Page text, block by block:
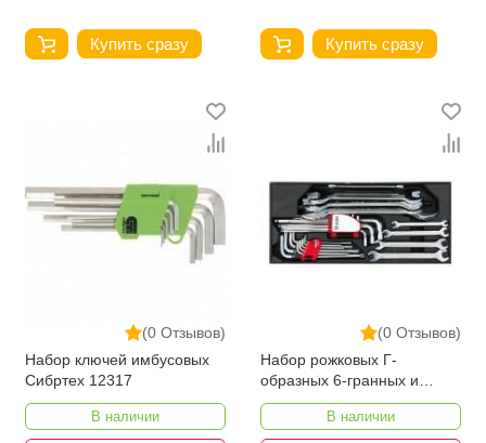
Купить сразу Купить сразу
(0 Отзывов)
Набор ключей имбусовых
Сибртех 12317
В наличии
(0 Отзывов)
Набор рожковых Г-
образных 6-гранных и
звездочных ключей YATO
YT-55452 В наличии